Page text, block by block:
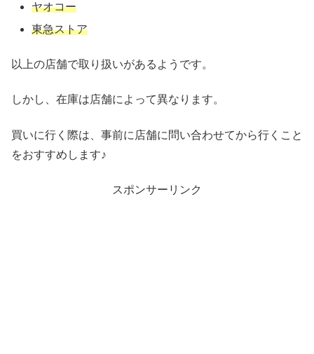
ヤオコー
東急ストア
以上の店舗で取り扱いがあるようです。
しかし、在庫は店舗によって異なります。
買いに行く際は、事前に店舗に問い合わせてから行くこと
をおすすめします♪
スポンサーリンク